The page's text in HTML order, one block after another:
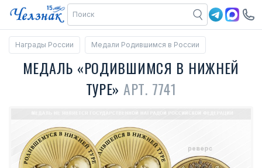
Награды России Медали Родившимся в России
МЕДАЛЬ «РОДИВШИМСЯ В НИЖНЕЙ
ТУРЕ» АРТ. 7741